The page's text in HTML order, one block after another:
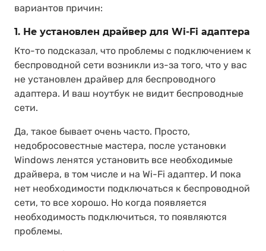
вариантов причин:
1. Не установлен драйвер для Wi-Fi адаптера
Кто-то подсказал, что проблемы с подключением к
беспроводной сети возникли из-за того, что у вас
не установлен драйвер для беспроводного
адаптера. И ваш ноутбук не видит беспроводные
сети.
Да, такое бывает очень часто. Просто,
недобросовестные мастера, после установки
Windows ленятся установить все необходимые
драйвера, в том числе и на Wi-Fi адаптер. И пока
нет необходимости подключаться к беспроводной
сети, то все хорошо. Но когда появляется
необходимость подключиться, то появляются
проблемы.